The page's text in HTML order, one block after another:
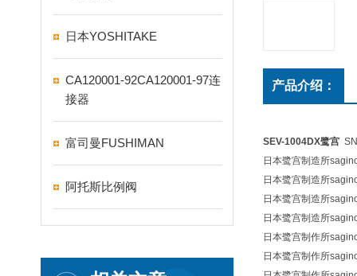
日本YOSHITAKE
CA120001-92CA120001-97连
接器
富司曼FUSHIMAN
阿托斯比例阀
产品介绍：
SEV-1004DX鹭宫
日本鹭宫制造所
日本鹭宫制造所
日本鹭宫制造所
日本鹭宫制造所
日本鹭宫制作所
日本鹭宫制作所